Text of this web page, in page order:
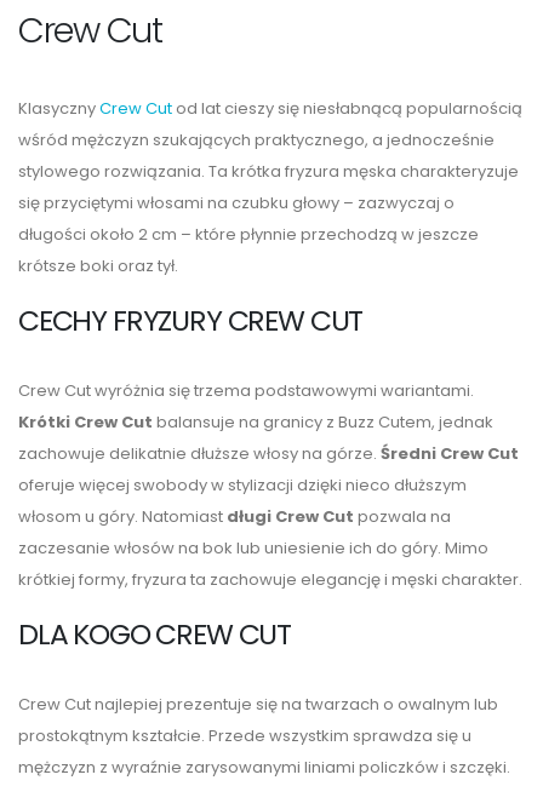
Crew Cut
KlasycznyCrew Cut od lat cieszy się niesłabnącą popularnością
wśród mężczyzn szukających praktycznego, a jednocześnie
stylowego rozwiązania. Ta krótka fryzura męska charakteryzuje
się przyciętymi włosami na czubku głowy – zazwyczaj o
długości około 2 cm – które płynnie przechodzą w jeszcze
krótsze boki oraz tył.
CECHY FRYZURY CREW CUT
Crew Cut wyróżnia się trzema podstawowymi wariantami.
Krótki Crew Cut balansuje na granicy z Buzz Cutem, jednak
zachowuje delikatnie dłuższe włosy na górze. Średni Crew Cut
oferuje więcej swobody w stylizacji dzięki nieco dłuższym
włosom u góry. Natomiast długi Crew Cut pozwala na
zaczesanie włosów na bok lub uniesienie ich do góry. Mimo
krótkiej formy, fryzura ta zachowuje elegancję i męski charakter.
DLA KOGO CREW CUT
Crew Cut najlepiej prezentuje się na twarzach o owalnym lub
prostokątnym kształcie. Przede wszystkim sprawdza się u
mężczyzn z wyraźnie zarysowanymi liniami policzków i szczęki.